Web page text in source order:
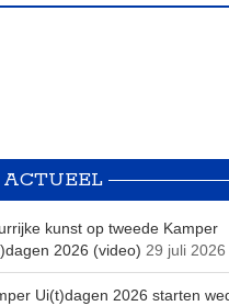
ACTUEEL
kunst op tweede Kamper
2026 (video) 29 juli 2026
Ui(t)dagen 2026 starten